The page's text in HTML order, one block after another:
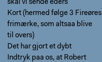
skal vi sende eders
Kort (hermed følge 3 Fireøres
frimærke, som altsaa blive
til overs)
Det har gjort et dybt
Indtryk paa os, at Robert